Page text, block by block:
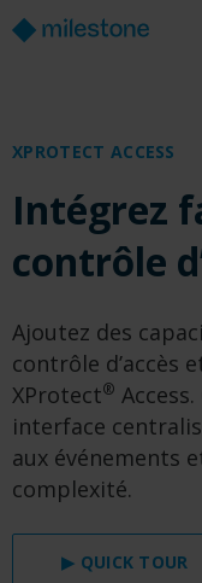
XPROTECT ACCESS
Intégrez
contrôle
Ajoutez des
contrôle d’accès
XProtect®
interface
aux événements
complexité.
▶ QUICK TOUR